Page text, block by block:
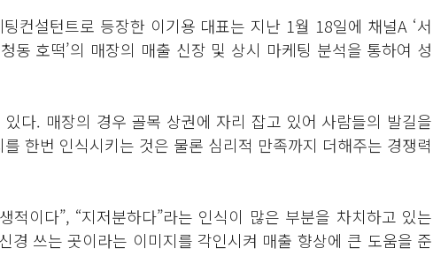
컨설턴트로 등장한 이기용 대표는 지난 1월 18일에 채널A ‘서
동 호떡’의 매장의 매출 신장 및 상시 마케팅 분석을 통하여 성
다. 매장의 경우 골목 상권에 자리 잡고 있어 사람들의 발길을
한번 인식시키는 것은 물론 심리적 만족까지 더해주는 경쟁력
이다”, “지저분하다”라는 인식이 많은 부분을 차치하고 있는
쓰는 곳이라는 이미지를 각인시켜 매출 향상에 큰 도움을 준